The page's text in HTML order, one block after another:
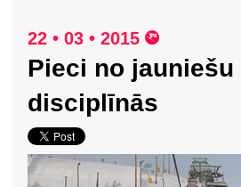
22 • 03 • 2015
Pieci no
disciplīnās